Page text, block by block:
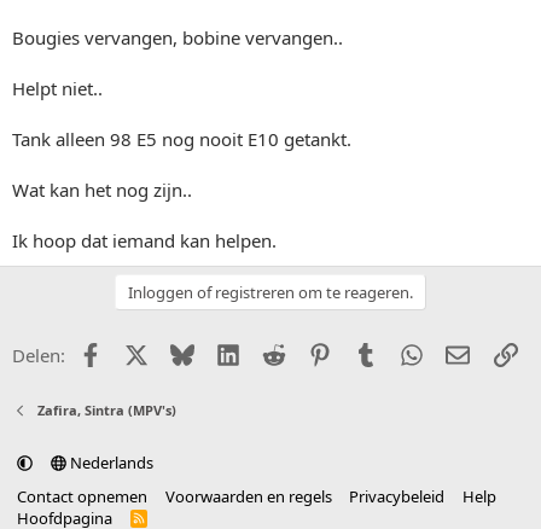
Bougies vervangen, bobine vervangen..
Helpt niet..
Tank alleen 98 E5 nog nooit E10 getankt.
Wat kan het nog zijn..
Ik hoop dat iemand kan helpen.
Inloggen of registreren om te reageren.
Delen: FacebookX (Twitter)
BlueskyLinkedIn
Reddit PinterestTumblr WhatsApp
E-mail
Zafira, Sintra (MPV's)
Nederlands
Contact opnemen
Voorwaarden en regels Privacybeleid
Help
Hoofdpagina
R